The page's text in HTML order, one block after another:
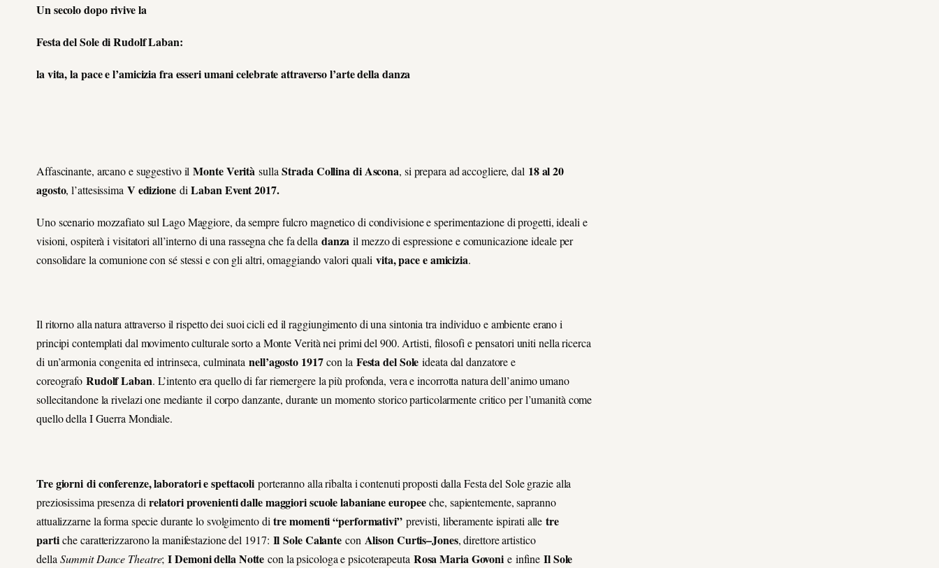
Un secolo dopo rivive la
Festa del Sole di Rudolf Laban:
la vita, la pace e l’amicizia fra esseri umani celebrate attraverso l’arte della danza
Affascinante, arcano e suggestivo ilMonte VeritàsullaStrada Collina di Ascona, si prepara ad accogliere, dal 18 al 20
agosto, l’attesissima V edizionediLaban Event 2017.
Uno scenario mozzafiato sul Lago Maggiore, da sempre fulcro magnetico di condivisione e sperimentazione di progetti, ideali e
visioni, ospiterà i visitatori all’interno di una rassegna che fa della danzail mezzo di espressione e comunicazione ideale per
consolidare la comunione con sé stessi e con gli altri, omaggiando valori quali vita, pace e amicizia.
Il ritorno alla natura attraverso il rispetto dei suoi cicli ed il raggiungimento di una sintonia tra individuo e ambiente erano i
principi contemplati dal movimento culturale sorto a Monte Verità nei primi del 900. Artisti, filosofi e pensatori uniti nella ricerca
di un’armonia congenita ed intrinseca, culminatanell’agosto 1917con la Festa del Sole ideata dal danzatore e
coreografo Rudolf Laban. L’intento era quello di far riemergere la più profonda, vera e incorrotta natura dell’animo umano
sollecitandone la rivelazi one mediante il corpo danzante, durante un momento storico particolarmente critico per l’umanità come
quello della I Guerra Mondiale.
Tre giorni di conferenze, laboratori e spettacoli porteranno alla ribalta i contenuti proposti dalla Festa del Sole grazie alla
preziosissima presenza direlatori provenienti dalle maggiori scuole labaniane europeeche, sapientemente, sapranno
attualizzarne la forma specie durante lo svolgimento ditre momenti “performativi”previsti, liberamente ispirati alletre
partiche caratterizzarono la manifestazione del 1917: Il Sole Calante con Alison Curtis–Jones, direttore artistico
dellaSummit Dance Theatre;I Demoni della Notte con la psicologa e psicoterapeuta Rosa Maria Govoni e infineIl Sole